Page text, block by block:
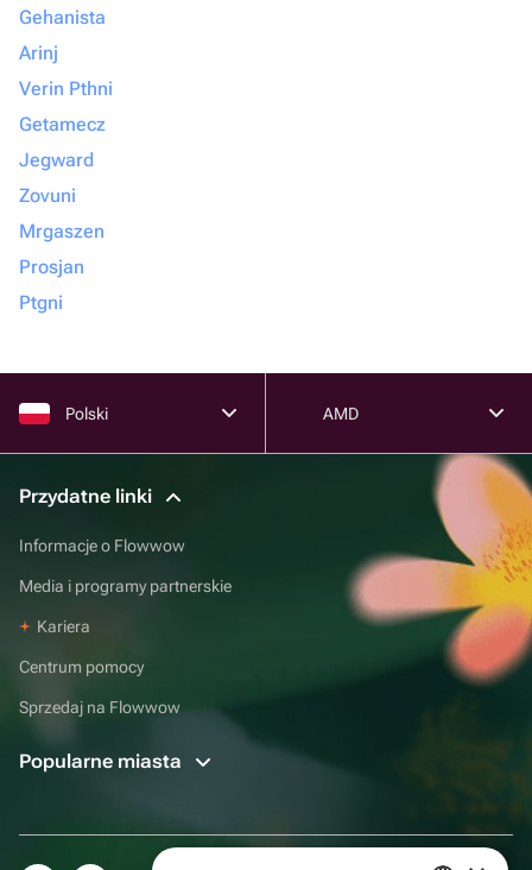
Gehanista
Arinj
Verin Pthni
Getamecz
Jegward
Zovuni
Mrgaszen
Prosjan
Ptgni
Polski AMD
Przydatne linki
Informacje o Flowwow
Media i programy partnerskie
Kariera
Centrum pomocy
Sprzedaj na Flowwow
Popularne miasta